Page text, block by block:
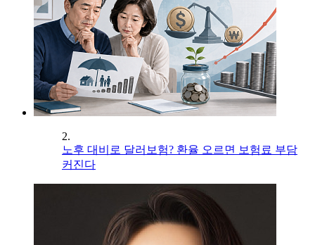
2.
노후 대비로 달러보험? 환율 오르면 보험료 부담
커진다